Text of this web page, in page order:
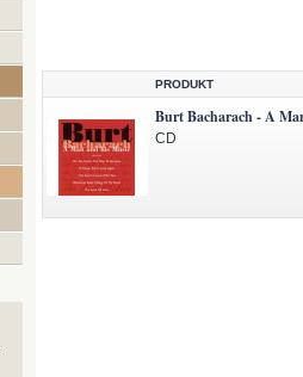
PRODUKT
Burt Bacharach - A
CD